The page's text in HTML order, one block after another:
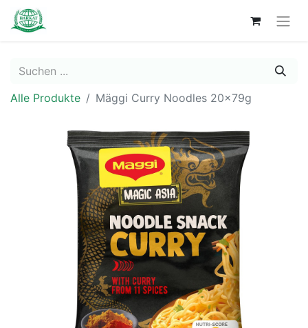
Alle Produkte Mäggi Curry Noodles 20x79g